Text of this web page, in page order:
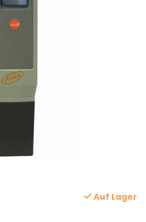
Auf Lager